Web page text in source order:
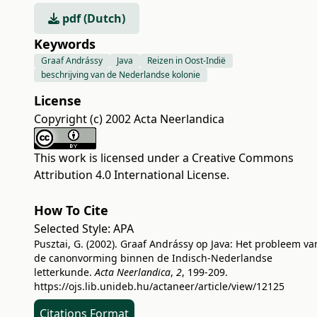
pdf (Dutch)
Keywords
Graaf Andrássy Java
Reizen in Oost-Indië
beschrijving van de Nederlandse kolonie
License
Copyright (c) 2002 Acta Neerlandica
This work is licensed under a Creative Commons
Attribution 4.0 International License.
How To Cite
Selected Style: APA
Pusztai, G. (2002). Graaf Andrássy op Java: Het probleem
de canonvorming binnen de Indisch-Nederlandse
letterkunde.Acta Neerlandica, 2, 199-209.
https://ojs.lib.unideb.hu/actaneer/article/view/12125
Citations Format